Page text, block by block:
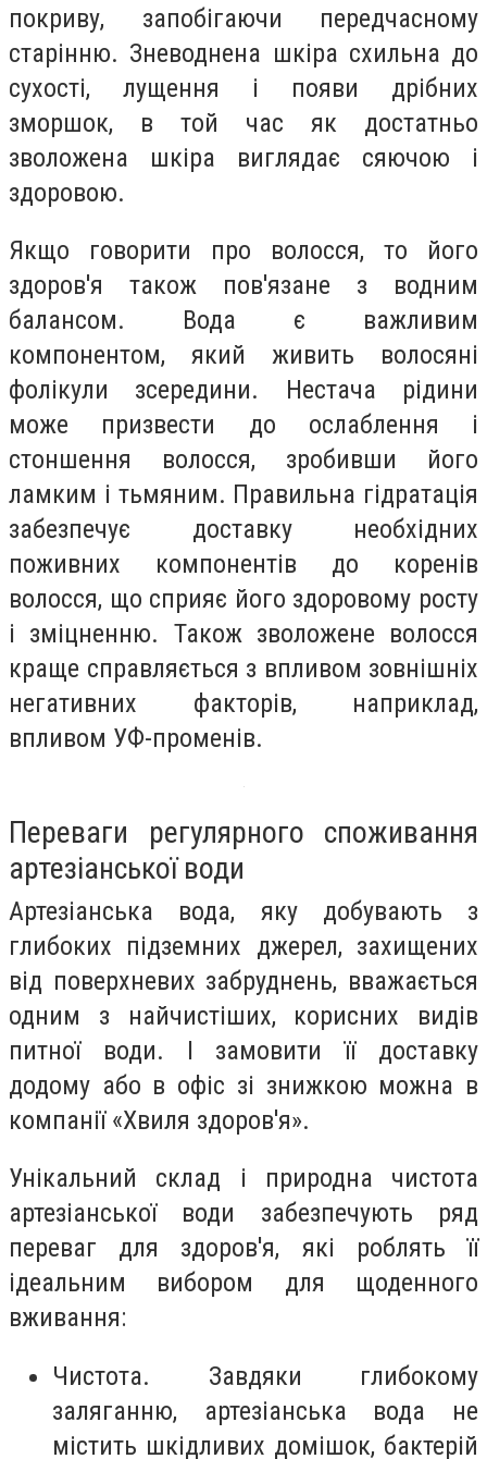
покриву, запобігаючи передчасному
старінню. Зневоднена шкіра схильна до
сухості, лущення і появи дрібних
зморшок, в той час як достатньо
зволожена шкіра виглядає сяючою і
здоровою.
Якщо говорити про волосся, то його
здоров'я також пов'язане з водним
балансом. Вода є важливим
компонентом, який живить волосяні
фолікули зсередини. Нестача рідини
може призвести до ослаблення і
стоншення волосся, зробивши його
ламким і тьмяним. Правильна гідратація
забезпечує доставку необхідних
поживних компонентів до коренів
волосся, що сприяє його здоровому росту
і зміцненню. Також зволожене волосся
краще справляється з впливом зовнішніх
негативних факторів, наприклад,
впливом УФ-променів.
Переваги регулярного споживання
артезіанської води
Артезіанська вода, яку добувають з
глибоких підземних джерел, захищених
від поверхневих забруднень, вважається
одним з найчистіших, корисних видів
питної води. І замовити її доставку
додому або в офіс зі знижкою можна в
компанії «Хвиля здоров'я».
Унікальний склад і природна чистота
артезіанської води забезпечують ряд
переваг для здоров'я, які роблять її
ідеальним вибором для щоденного
вживання:
Чистота. Завдяки глибокому
заляганню, артезіанська вода не
містить шкідливих домішок, бактерій